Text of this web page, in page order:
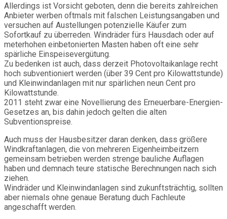
Allerdings ist Vorsicht geboten, denn die bereits zahlreichen
Anbieter werben oftmals mit falschen Leistungsangaben und
versuchen auf Austellungen potenzielle Käufer zum
Sofortkauf zu überreden. Windräder fürs Hausdach oder auf
meterhohen einbetonierten Masten haben oft eine sehr
spärliche Einspeisevergütung.
Zu bedenken ist auch, dass derzeit Photovoltaikanlage recht
hoch subventioniert werden (über 39 Cent pro Kilowattstunde)
und Kleinwindanlagen mit nur spärlichen neun Cent pro
Kilowattstunde.
2011 steht zwar eine Novellierung des Erneuerbare-Energien-
Gesetzes an, bis dahin jedoch gelten die alten
Subventionspreise.
Auch muss der Hausbesitzer daran denken, dass größere
Windkraftanlagen, die von mehreren Eigenheimbeitzern
gemeinsam betrieben werden strenge bauliche Auflagen
haben und demnach teure statische Berechnungen nach sich
ziehen.
Windräder und Kleinwindanlagen sind zukunftsträchtig, sollten
aber niemals ohne genaue Beratung duch Fachleute
angeschafft werden.